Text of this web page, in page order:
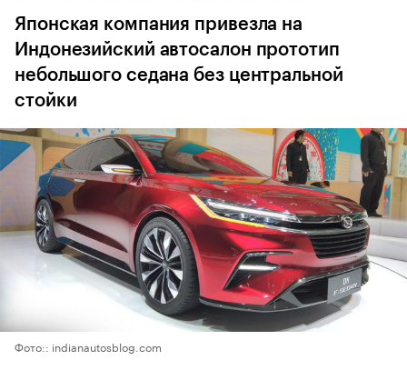
Японская компания привезла на
Индонезийский автосалон прототип
небольшого седана без центральной
стойки
Фото:: indianautosblog.com